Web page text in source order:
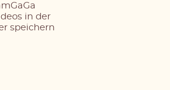
in der
speichern